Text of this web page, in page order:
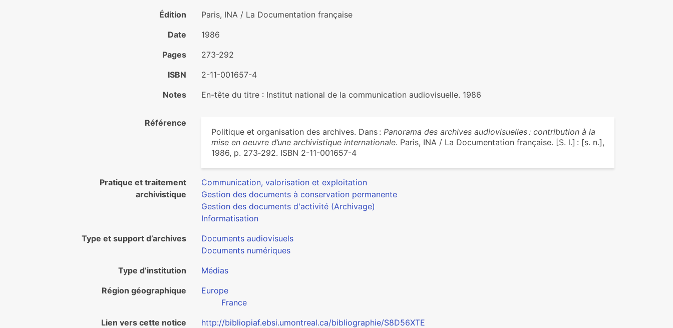
Édition
Paris, INA / La Documentation française
Date
1986
Pages
273-292
ISBN
2-11-001657-4
Notes
En-tête du titre : Institut national de la communication audiovisuelle. 1986
Référence
Politique et organisation des archives. Dans : Panorama des archives audiovisuelles : contribution à la
mise en oeuvre d’une archivistique internationale. Paris, INA / La Documentation française. [S. l.] : [s. n.],
1986, p. 273‑292. ISBN 2-11-001657-4
Pratique et traitement
archivistique
Communication, valorisation et exploitation
Gestion des documents à conservation permanente
Gestion des documents d'activité (Archivage)
Informatisation
Type et support d’archives
Documents audiovisuels
Documents numériques
Type d’institution
Médias
Région géographique
Europe
France
Lien vers cette notice
http://bibliopiaf.ebsi.umontreal.ca/bibliographie/S8D56XTE